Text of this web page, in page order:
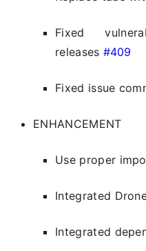
Fixed
releases #409
Fixed issue
ENHANCEMENT
Use proper
Integrated
Integrated